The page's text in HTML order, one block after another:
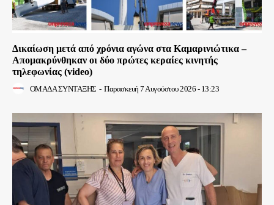
Δικαίωση μετά από χρόνια αγώνα στα Καμαρινιώτικα –
Απομακρύνθηκαν οι δύο πρώτες κεραίες κινητής
τηλεφωνίας (video)
ΟΜΑΔΑ ΣΥΝΤΑΞΗΣ - Παρασκευή 7 Αυγούστου 2026 - 13:23